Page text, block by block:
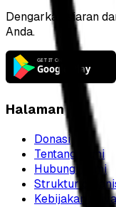
Dengarkan siaran
Anda.
Halaman
Donasi
Tentang kami
Hubungi kami
Struktur
Kebijakan